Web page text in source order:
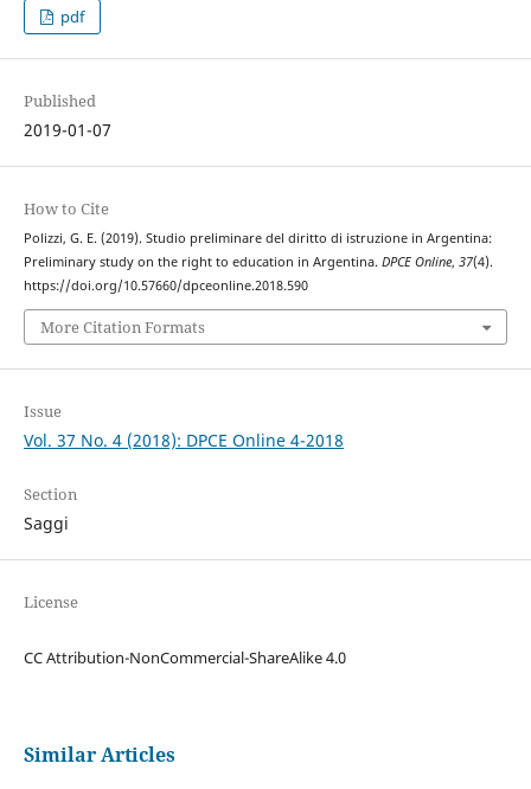
pdf
Published
2019-01-07
How to Cite
Polizzi, G. E. (2019). Studio preliminare del diritto di istruzione in Argentina:
Preliminary study on the right to education in Argentina. DPCE Online, 37(4).
https://doi.org/10.57660/dpceonline.2018.590
More Citation Formats
Issue
Vol. 37 No. 4 (2018): DPCE Online 4-2018
Section
Saggi
License
CC Attribution-NonCommercial-ShareAlike 4.0
Similar Articles